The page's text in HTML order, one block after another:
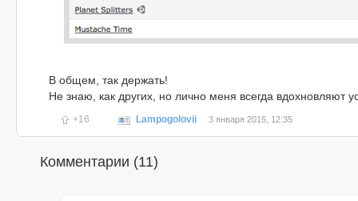
В общем, так держать!
Не знаю, как других, но лично меня всегда вдохновляют
+16 Lampogolovii 3 января 2015, 12:35
Комментарии (11)